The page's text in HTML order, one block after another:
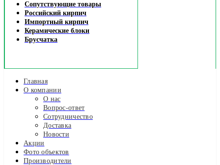
Сопутствующие товары
Российский кирпич
Импортный кирпич
Керамические блоки
Брусчатка
Главная
О компании
О нас
Вопрос-ответ
Сотрудничество
Доставка
Новости
Акции
Фото объектов
Производители